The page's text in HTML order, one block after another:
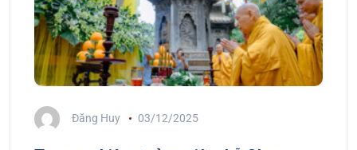
Đăng Huy 03/12/2025